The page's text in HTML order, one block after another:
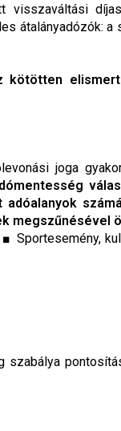
visszaváltási
átalányadózók:
kötötten
joga
megszűnésével
Sportesemény,
szabálya